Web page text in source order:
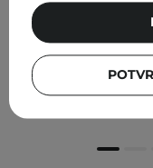
Barulab -